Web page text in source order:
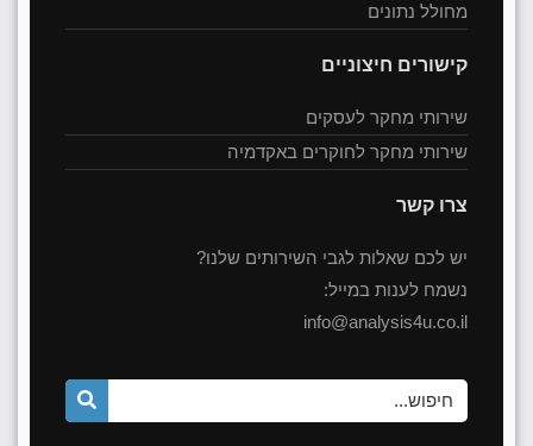
מחולל נתונים
קישורים חיצוניים
שירותי מחקר לעסקים
שירותי מחקר לחוקרים באקדמיה
צרו קשר
יש לכם שאלות לגבי השירותים שלנו?
נשמח לענות במייל:
info@analysis4u.co.il